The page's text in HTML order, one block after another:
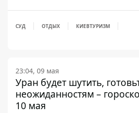
СУД ОТДЫХ КИЕВТУРИЗМ
23:04, 09 мая
Уран будет шутить,
неожиданностям –
10 мая